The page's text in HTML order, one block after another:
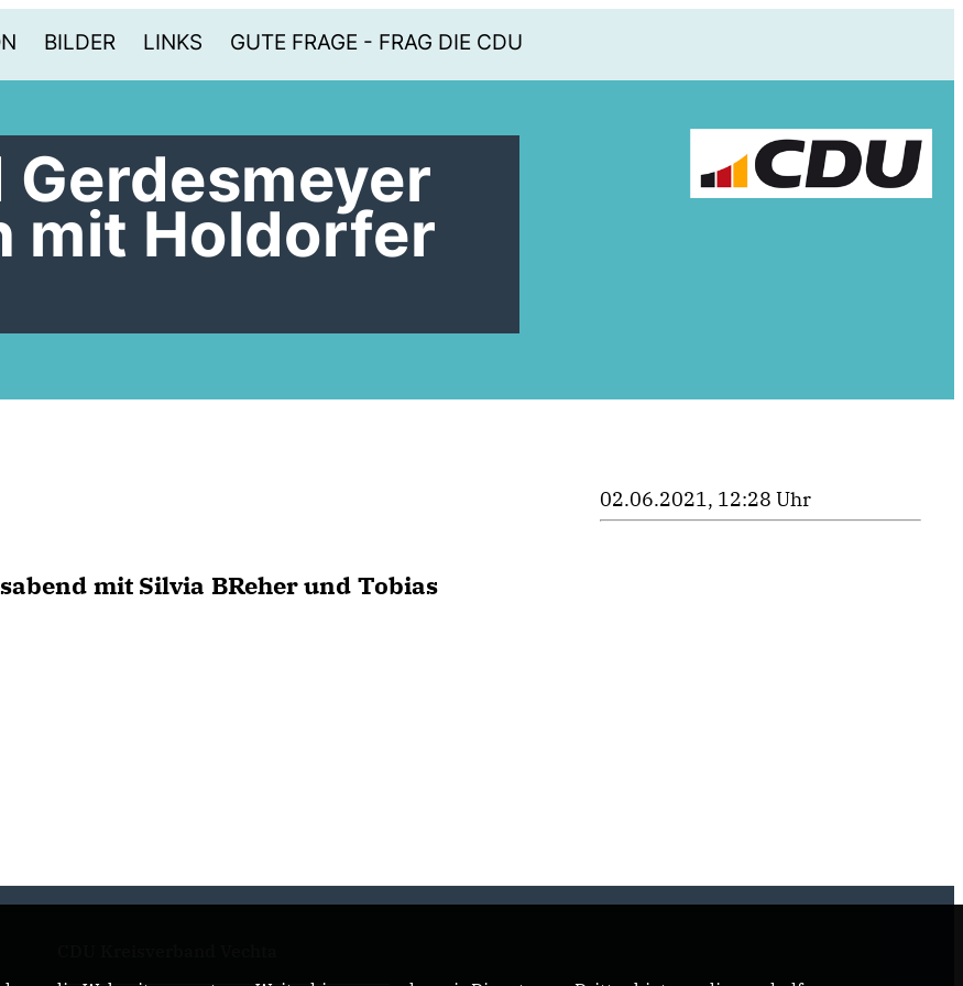
BILDER LINKS GUTE FRAGE - FRAG DIE CDU
Gerdesmeyer
mit Holdorfer
mit Silvia BReher und Tobias
02.06.2021, 12:28 Uhr